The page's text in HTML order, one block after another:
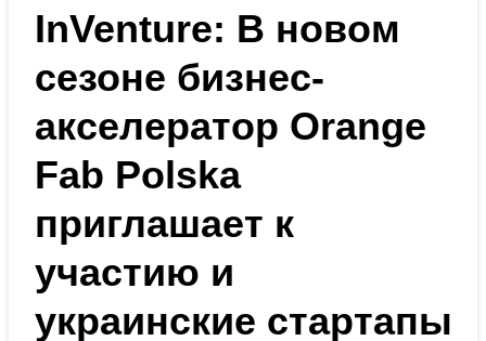
InVenture: В новом
сезоне бизнес-
акселератор Orange
Fab Polska
приглашает к
участию и
украинские стартапы